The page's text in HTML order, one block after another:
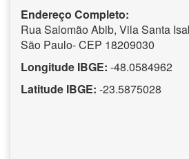
Endereço Completo:
Rua Salomão Abib, Vila Santa
São Paulo- CEP 18209030
Longitude IBGE: -48.0584962
Latitude IBGE: -23.5875028